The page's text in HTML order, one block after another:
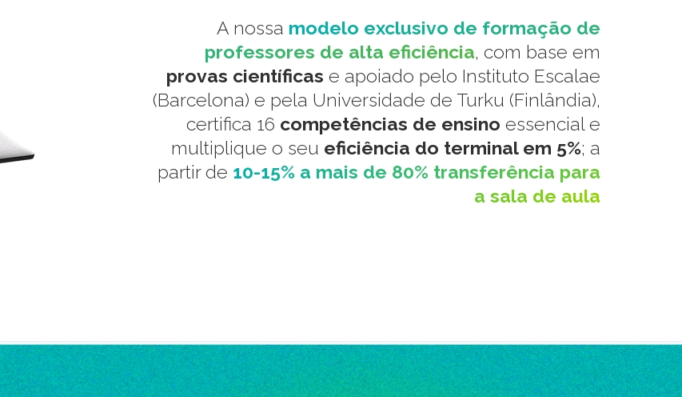
A nossa modelo exclusivo de formação de
professores de alta eficiência, com base em
provas científicas e apoiado pelo Instituto Escalae
(Barcelona) e pela Universidade de Turku (Finlândia),
certifica 16 competências de ensino essencial e
multiplique o seu eficiência do terminal em 5%; a
partir de 10-15% a mais de 80% transferência para
a sala de aula